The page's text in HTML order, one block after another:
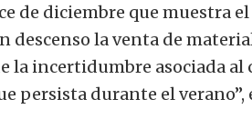
de diciembre que muestra
descenso la venta de
la incertidumbre asociada al
persista durante el